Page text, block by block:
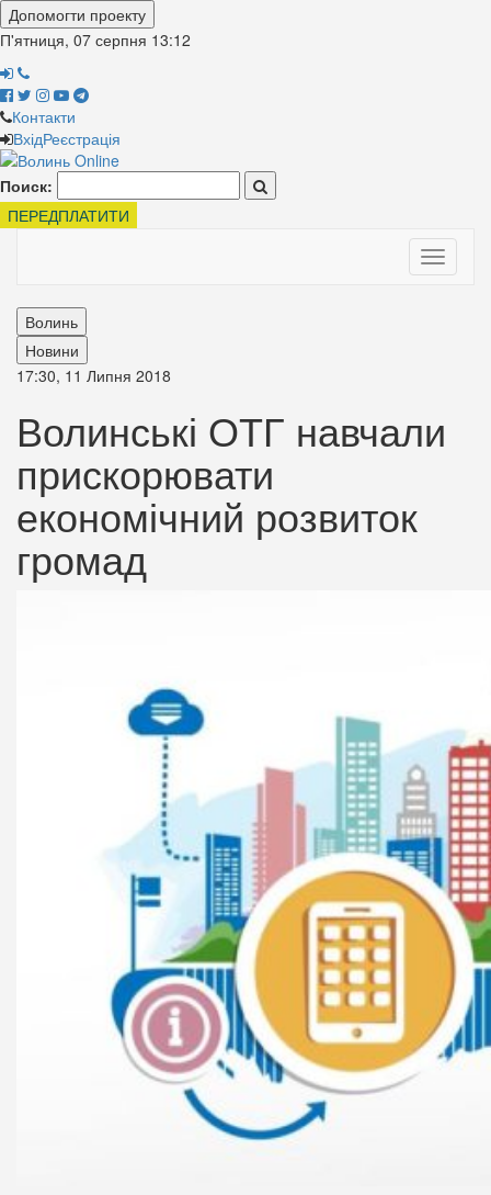
Допомогти проекту
П'ятниця, 07 серпня 13:12
Контакти
ВхідРеєстрація
Поиск:
ПЕРЕДПЛАТИТИ
Toggle
Волинь
Новини
17:30, 11 Липня 2018
Волинські ОТГ навчали
прискорювати
економічний розвиток
громад